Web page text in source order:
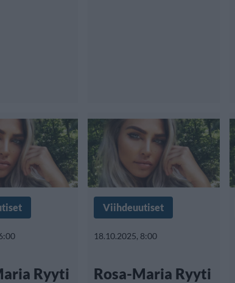
Ryyti
Viihdeuutiset
18.10.2025, 8:00
Rosa-Maria Ryyti